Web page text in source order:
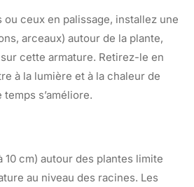
ceux en palissage, installez une
arceaux) autour de la plante,
cette armature. Retirez-le en
à la lumière et à la chaleur de
s’améliore.
10 cm) autour des plantes limite
au niveau des racines. Les